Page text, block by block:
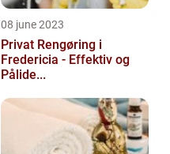
08 june 2023
Privat Rengøring i
Fredericia - Effektiv og
Pålide...